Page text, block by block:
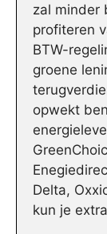
zal minder
profiteren
BTW-
groene
opwekt
Delta,
kun je